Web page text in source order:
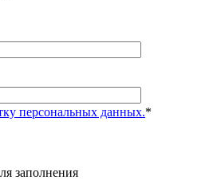
персональных данных.*
заполнения